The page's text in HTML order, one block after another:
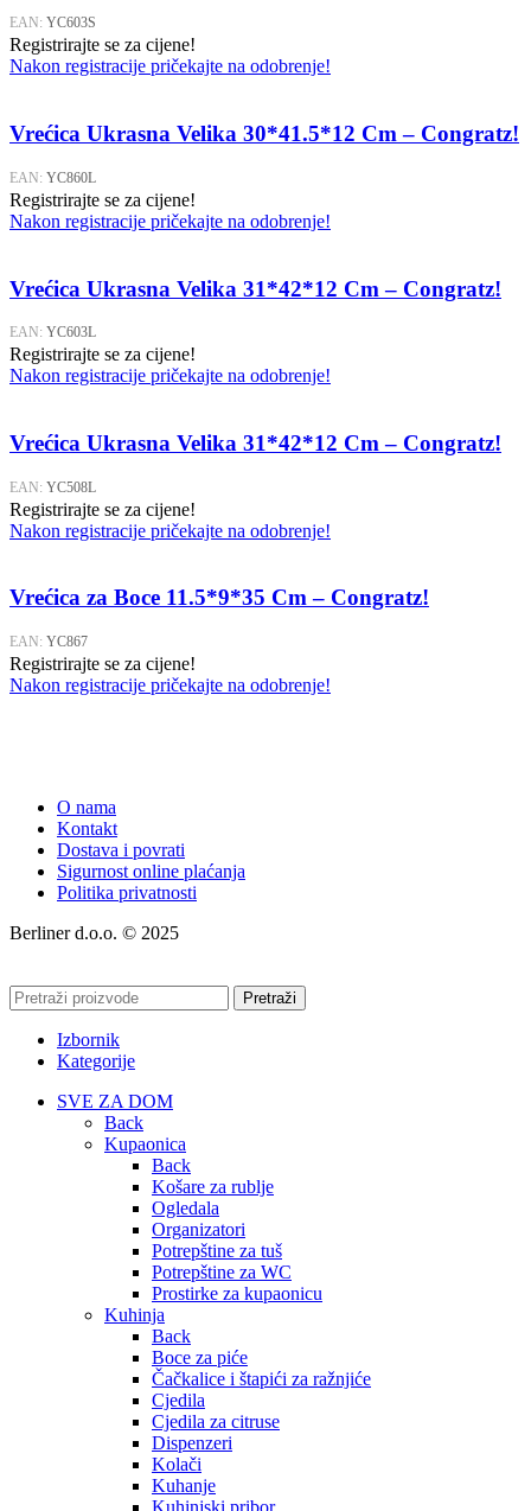
EAN: YC603S
Registrirajte se za cijene!
Nakon registracije pričekajte na odobrenje!
Vrećica Ukrasna Velika 30*41.5*12 Cm – Congratz!
EAN: YC860L
Registrirajte se za cijene!
Nakon registracije pričekajte na odobrenje!
Vrećica Ukrasna Velika 31*42*12 Cm – Congratz!
EAN: YC603L
Registrirajte se za cijene!
Nakon registracije pričekajte na odobrenje!
Vrećica Ukrasna Velika 31*42*12 Cm – Congratz!
EAN: YC508L
Registrirajte se za cijene!
Nakon registracije pričekajte na odobrenje!
Vrećica za Boce 11.5*9*35 Cm – Congratz!
EAN: YC867
Registrirajte se za cijene!
Nakon registracije pričekajte na odobrenje!
O nama
Kontakt
Dostava i povrati
Sigurnost online plaćanja
Politika privatnosti
Berliner d.o.o. © 2025
Pretraži
Izbornik
Kategorije
SVE ZA DOM
Back
Kupaonica
Back
Košare za rublje
Ogledala
Organizatori
Potrepštine za tuš
Potrepštine za WC
Prostirke za kupaonicu
Kuhinja
Back
Boce za piće
Čačkalice i štapići za ražnjiće
Cjedila
Cjedila za citruse
Dispenzeri
Kolači
Kuhanje
Kuhinjski pribor